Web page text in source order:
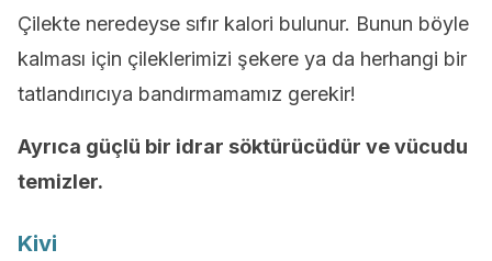
Çilekte neredeyse sıfır kalori bulunur. Bunun böyle
kalması için çileklerimizi şekere ya da herhangi bir
tatlandırıcıya bandırmamamız gerekir!
Ayrıca güçlü bir idrar söktürücüdür ve vücudu
temizler.
Kivi